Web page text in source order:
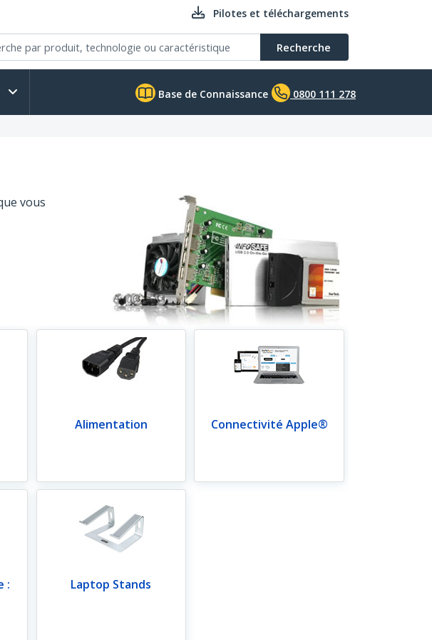
Pilotes et téléchargements
Recherche
Base de Connaissance 0800 111 278
vous
Alimentation Connectivité Apple®
:
Laptop Stands